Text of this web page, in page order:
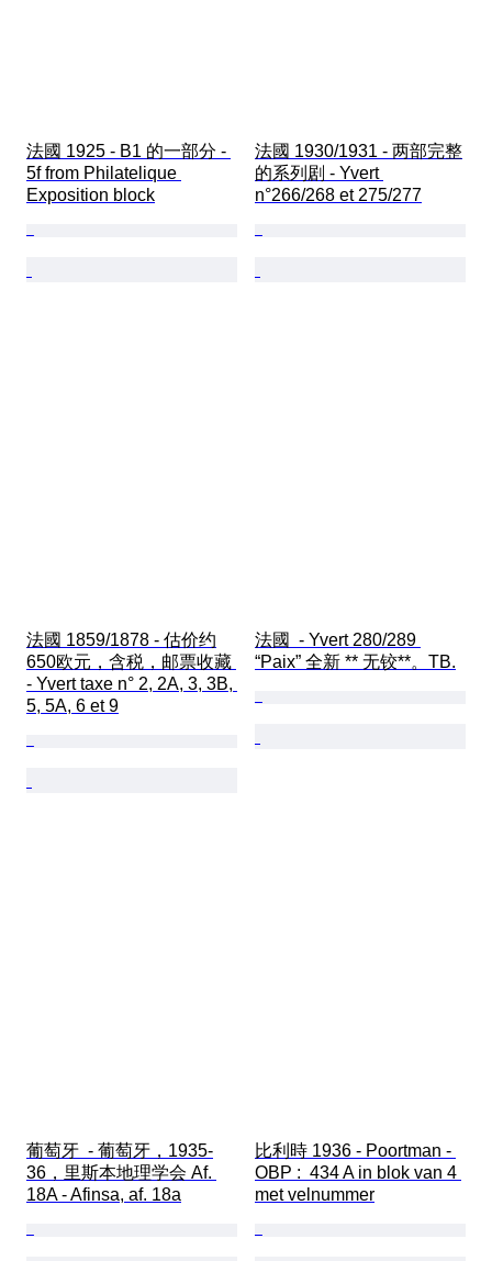
法國 1925 - B1 的一部分 -
5f from Philatelique
Exposition block
法國 1930/1931 - 两部完整
的系列剧 - Yvert
n°266/268 et 275/277
法國 1859/1878 - 估价约
650欧元，含税，邮票收藏
- Yvert taxe n° 2, 2A, 3, 3B,
5, 5A, 6 et 9
法國  - Yvert 280/289
“Paix” 全新 ** 无铰**。TB.
葡萄牙  - 葡萄牙，1935-
36，里斯本地理学会 Af.
18A - Afinsa, af. 18a
比利時 1936 - Poortman -
OBP :  434 A in blok van 4
met velnummer